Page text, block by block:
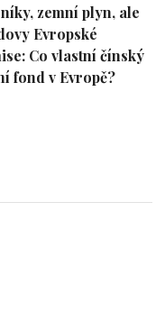
zemní plyn, ale
Evropské
Co vlastní čínský
fond v Evropě?